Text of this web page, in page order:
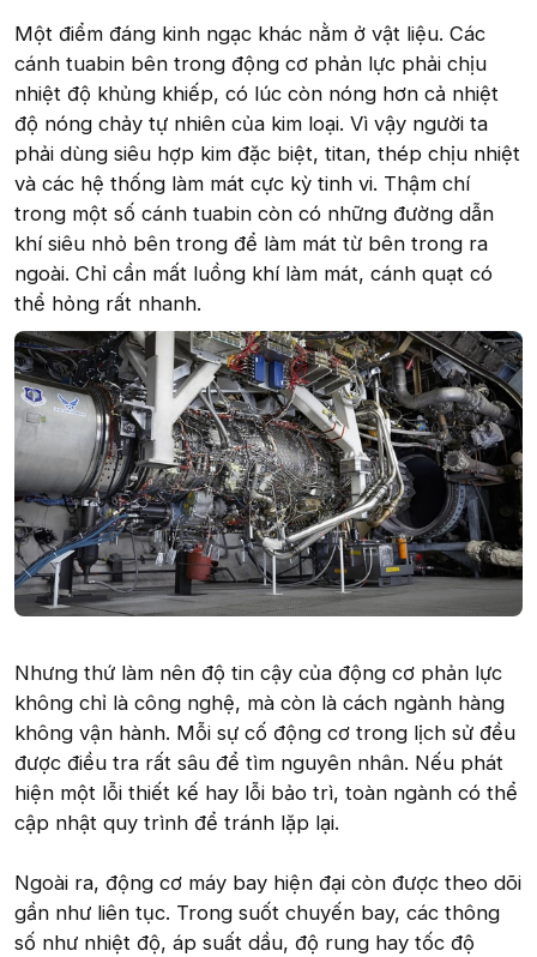
Một điểm đáng kinh ngạc khác nằm ở vật liệu. Các
cánh tuabin bên trong động cơ phản lực phải chịu
nhiệt độ khủng khiếp, có lúc còn nóng hơn cả nhiệt
độ nóng chảy tự nhiên của kim loại. Vì vậy người ta
phải dùng siêu hợp kim đặc biệt, titan, thép chịu nhiệt
và các hệ thống làm mát cực kỳ tinh vi. Thậm chí
trong một số cánh tuabin còn có những đường dẫn
khí siêu nhỏ bên trong để làm mát từ bên trong ra
ngoài. Chỉ cần mất luồng khí làm mát, cánh quạt có
thể hỏng rất nhanh.
Nhưng thứ làm nên độ tin cậy của động cơ phản lực
không chỉ là công nghệ, mà còn là cách ngành hàng
không vận hành. Mỗi sự cố động cơ trong lịch sử đều
được điều tra rất sâu để tìm nguyên nhân. Nếu phát
hiện một lỗi thiết kế hay lỗi bảo trì, toàn ngành có thể
cập nhật quy trình để tránh lặp lại.
Ngoài ra, động cơ máy bay hiện đại còn được theo dõi
gần như liên tục. Trong suốt chuyến bay, các thông
số như nhiệt độ, áp suất dầu, độ rung hay tốc độ